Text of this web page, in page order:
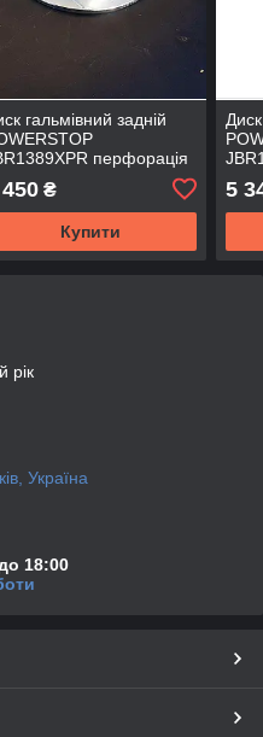
гальмівний задній
перфорація
слот для Lexus RX-350
2015
₴
Купити
5
рік
Україна
18:00